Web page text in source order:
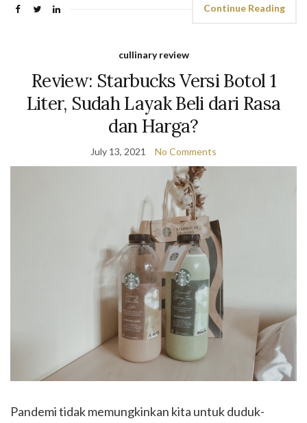
Continue Reading
cullinary review
Review: Starbucks Versi Botol 1
Liter, Sudah Layak Beli dari Rasa
dan Harga?
July 13, 2021 No Comments
Pandemi tidak memungkinkan kita untuk duduk-